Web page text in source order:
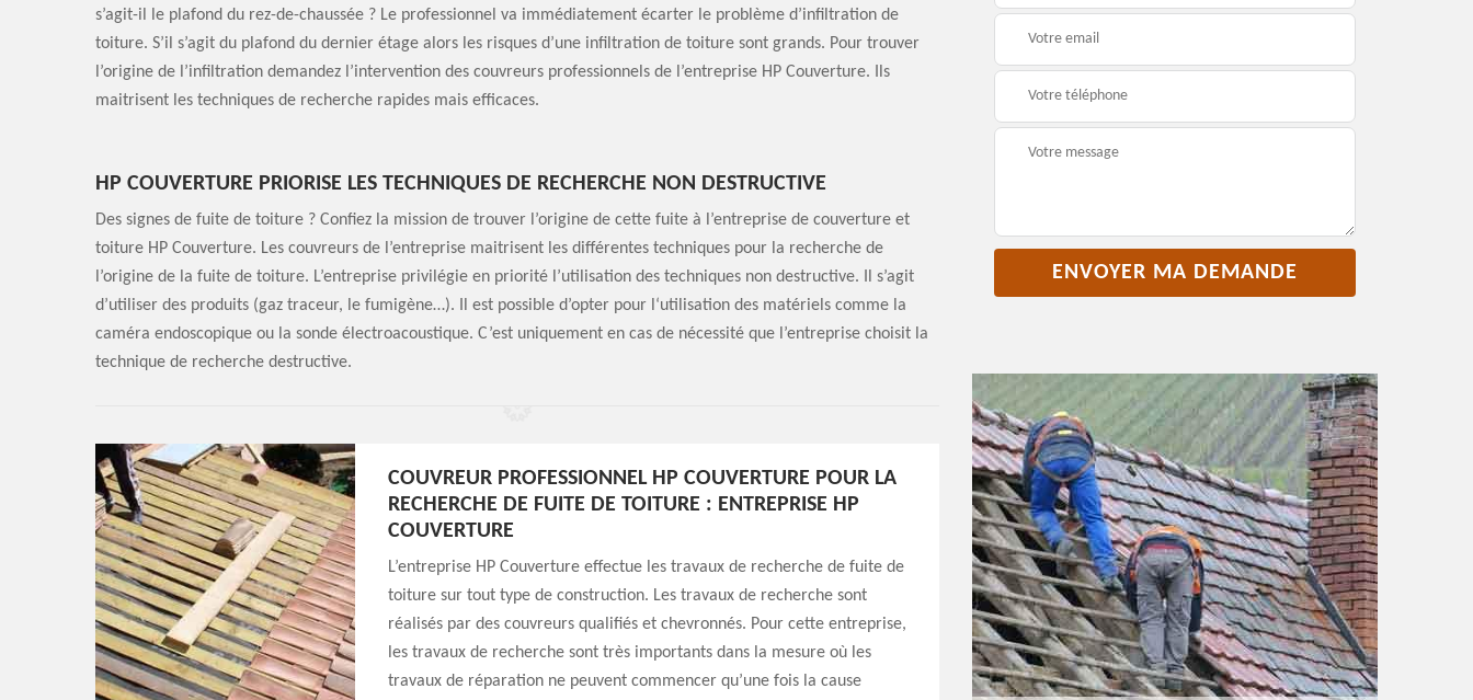
s’agit-il le plafond du rez-de-chaussée ? Le professionnel va immédiatement écarter le problème d’infiltration de
toiture. S’il s’agit du plafond du dernier étage alors les risques d’une infiltration de toiture sont grands. Pour trouver
l’origine de l’infiltration demandez l’intervention des couvreurs professionnels de l’entreprise HP Couverture. Ils
maitrisent les techniques de recherche rapides mais efficaces.
HP COUVERTURE PRIORISE LES TECHNIQUES DE RECHERCHE NON DESTRUCTIVE
Des signes de fuite de toiture ? Confiez la mission de trouver l’origine de cette fuite à l’entreprise de couverture et
toiture HP Couverture. Les couvreurs de l’entreprise maitrisent les différentes techniques pour la recherche de
l’origine de la fuite de toiture. L’entreprise privilégie en priorité l’utilisation des techniques non destructive. Il s’agit
d’utiliser des produits (gaz traceur, le fumigène…). Il est possible d’opter pour l‘utilisation des matériels comme la
caméra endoscopique ou la sonde électroacoustique. C’est uniquement en cas de nécessité que l’entreprise choisit la
technique de recherche destructive.
COUVREUR PROFESSIONNEL HP COUVERTURE POUR LA
RECHERCHE DE FUITE DE TOITURE : ENTREPRISE HP
COUVERTURE
L’entreprise HP Couverture effectue les travaux de recherche de fuite de
toiture sur tout type de construction. Les travaux de recherche sont
réalisés par des couvreurs qualifiés et chevronnés. Pour cette entreprise,
les travaux de recherche sont très importants dans la mesure où les
travaux de réparation ne peuvent commencer qu’une fois la cause